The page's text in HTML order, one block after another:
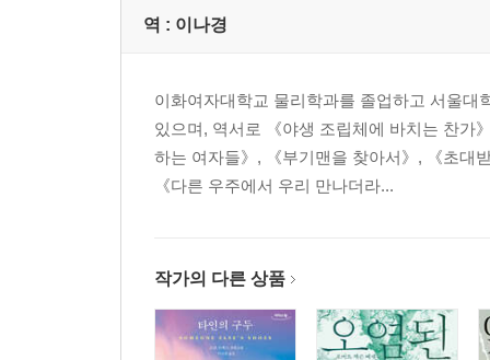
역 : 이나경
이화여자대학교 물리학과를 졸업하고 서울
있으며, 역서로 《야생 조립체에 바치는 찬가
하는 여자들》, 《부기맨을 찾아서》, 《초대
《다른 우주에서 우리 만나더라...
작가의 다른 상품